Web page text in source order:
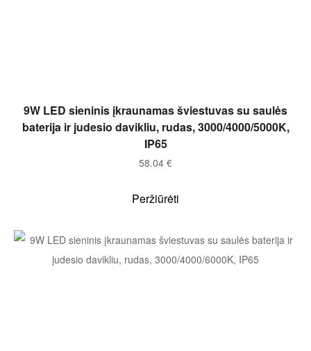
Į KREPŠELĮ
9W LED sieninis įkraunamas šviestuvas su saulės
baterija ir judesio davikliu, rudas, 3000/4000/5000K,
IP65
58.04 €
Peržiūrėti